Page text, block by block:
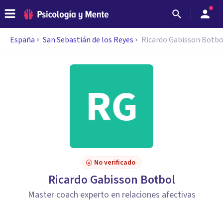
España San Sebastián de los Reyes Ricardo Gabisson
No verificado
Ricardo Gabisson Botbol
Master coach experto en relaciones afectivas